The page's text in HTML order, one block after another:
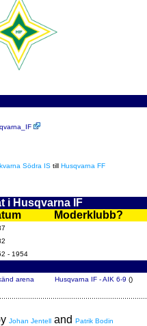
Södra IS till Husqvarna FF
i Husqvarna IF
Moderklubb?
- 1954
arena Husqvarna IF - AIK 6-9 ()
Johan Jentell and Patrik Bodin